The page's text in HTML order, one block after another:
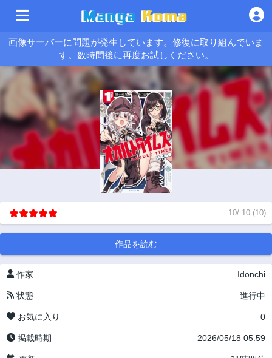
画像サーバーに問題が発生しています。修復に取り組んでいま
す。数時間後に再度お試しください。
10/ 10 (10)
作品を読む
作家 Idonchi
状態 進行中
お気に入り 0
掲載時期 2026/05/18 05:59